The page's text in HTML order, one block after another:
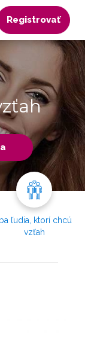
Registrovať
Iba ľudia, ktorí chcú
vzťah